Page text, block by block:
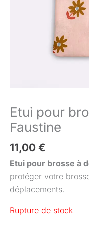
Etui pour
Faustine
11,00 €
Etui pour brosse à
protéger votre
déplacements.
Rupture de stock